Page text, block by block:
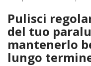
Pulisci
del tuo
mantenerlo
lungo